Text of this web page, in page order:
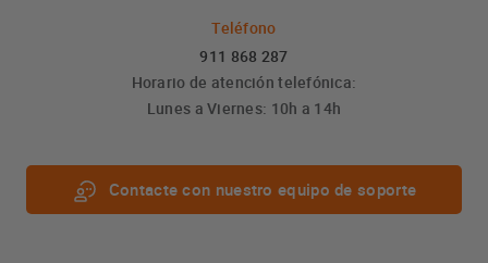
Teléfono
911 868 287
Horario de atención telefónica:
Lunes a Viernes: 10h a 14h
Contacte con nuestro equipo de soporte